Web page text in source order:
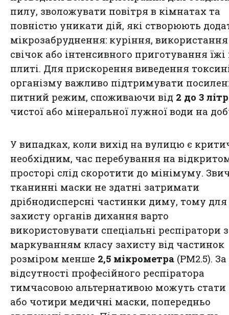
пилу, зволожувати повітря в кімнатах та
повністю уникати дій, які створюють
мікрозабруднення: куріння, використання
свічок або інтенсивного приготування їжі
плиті. Для прискорення виведення
організму важливо підтримувати
питний режим, споживаючи від 2 до 3
чистої або мінеральної лужної води на
У випадках, коли вихід на вулицю є
необхідним, час перебування на
просторі слід скоротити до мінімуму.
тканинні маски не здатні затримати
дрібнодисперсні частинки диму, тому для
захисту органів дихання варто
використовувати спеціальні респіратори з
маркуванням класу захисту від частинок
розміром менше 2,5 мікрометра (PM2.5). За
відсутності професійного респіратора
тимчасовою альтернативою можуть стати
або чотири медичні маски, попередньо